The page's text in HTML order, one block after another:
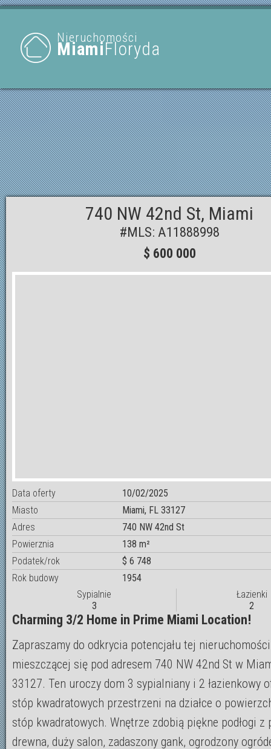
Nieruchomości
MiamiFloryda
740 NW 42nd St, Miami
#MLS: A11888998
$ 600 000
Data oferty
10/02/2025
Miasto
Miami, FL 33127
Adres
740 NW 42nd St
Powierznia
138 m²
Podatek/rok
$ 6 748
Rok budowy
1954
Sypialnie
3
Łazienki
2
Charming 3/2 Home in Prime Miami Location!
Zapraszamy do odkrycia potencjału tej nieruchomości
mieszczącej się pod adresem 740 NW 42nd St w
33127. Ten uroczy dom 3 sypialniany i 2 łazienkowy
stóp kwadratowych przestrzeni na działce o
stóp kwadratowych. Wnętrze zdobią piękne podłogi z
drewna, duży salon, zadaszony gank, ogrodzony